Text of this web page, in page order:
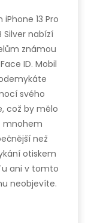
iPhone 13 Pro
Silver nabízí
známou
ID. Mobil
svého
což by mělo
mnohem
než
otiskem
ani v tomto
neobjevíte.